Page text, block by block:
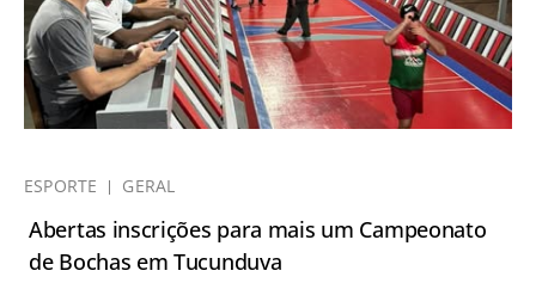
ESPORTE GERAL
Abertas inscrições para mais um Campeonato
de Bochas em Tucunduva